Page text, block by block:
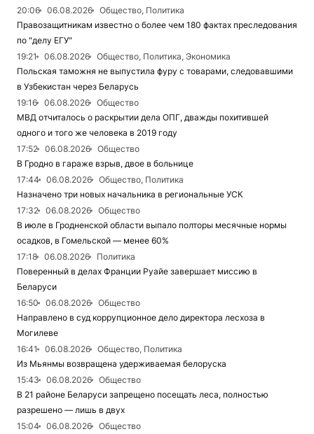
20:06
06.08.2026
Общество, Политика
Правозащитникам известно о более чем 180 фактах преследования
по "делу ЕГУ"
19:21
06.08.2026
Общество, Политика, Экономика
Польская таможня не выпустила фуру с товарами, следовавшими
в Узбекистан через Беларусь
19:16
06.08.2026
Общество
МВД отчиталось о раскрытии дела ОПГ, дважды похитившей
одного и того же человека в 2019 году
17:52
06.08.2026
Общество
В Гродно в гараже взрыв, двое в больнице
17:44
06.08.2026
Общество, Политика
Назначено три новых начальника в региональные УСК
17:32
06.08.2026
Общество
В июле в Гродненской области выпало полторы месячные нормы
осадков, в Гомельской — менее 60%
17:18
06.08.2026
Политика
Поверенный в делах Франции Руайе завершает миссию в
Беларуси
16:50
06.08.2026
Общество
Направлено в суд коррупционное дело директора лесхоза в
Могилеве
16:41
06.08.2026
Общество, Политика
Из Мьянмы возвращена удерживаемая белоруска
15:43
06.08.2026
Общество
В 21 районе Беларуси запрещено посещать леса, полностью
разрешено — лишь в двух
15:04
06.08.2026
Общество